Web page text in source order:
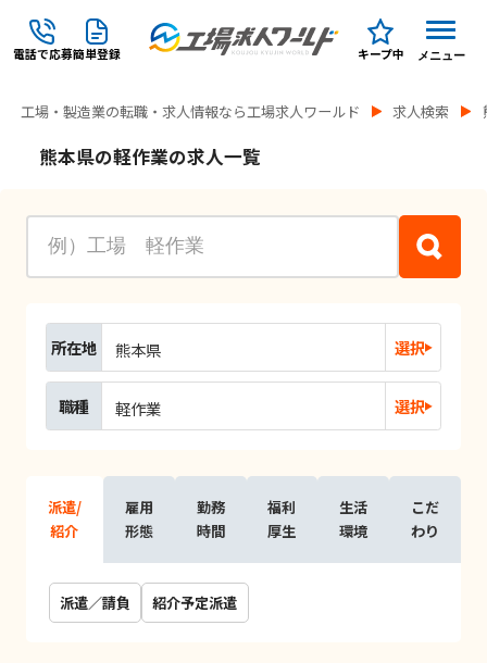
電話で応募簡単登録 キープ中 メニュー
工場・製造業の転職・求人情報なら工場求人ワールド 求人検索
熊本県の軽作業の求人一覧
所在地 熊本県 選択
職種 軽作業 選択
派遣/
紹介
雇用
形態
勤務
時間
福利
厚生
生活
環境
こだ
わり
派遣／請負 紹介予定派遣